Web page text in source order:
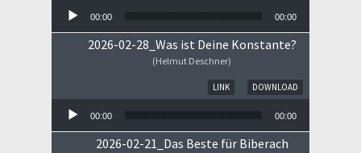
00:00 00:00
2026-02-28_Was ist Deine Konstante?
(Helmut Deschner)
DOWNLOAD
LINK
00:00 00:00
2026-02-21_Das Beste für Biberach